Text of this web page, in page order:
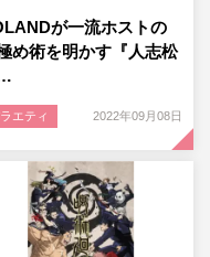
が一流ホストの
め術を明かす『人志松
エティ 2022年09月08日